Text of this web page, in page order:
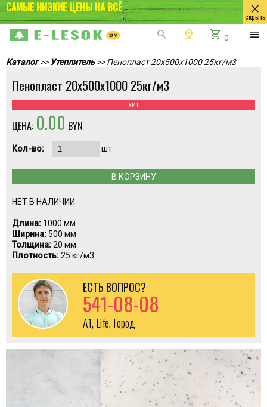
САМЫЕ НИЗКИЕ ЦЕНЫ НА ВСЁ close
скрыть
search pin_drop shopping_cart 0 menu
Каталог>> Утеплитель >> Пенопласт 20х500х1000 25кг/м3
Пенопласт 20х500х1000 25кг/м3
ХИТ
ЦЕНА: 0.00 BYN
Кол-во: шт
В КОРЗИНУ
НЕТ В НАЛИЧИИ
Длина: 1000 мм
Ширина: 500 мм
Толщина:20 мм
Плотность:25 кг/м3
ЕСТЬ ВОПРОС?
541-08-08
A1, Life, Город